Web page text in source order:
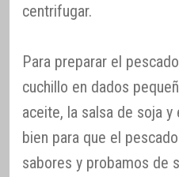
centrifugar.
Para preparar el
cuchillo en dados
aceite, la salsa de soja
bien para que el
sabores y probamos de